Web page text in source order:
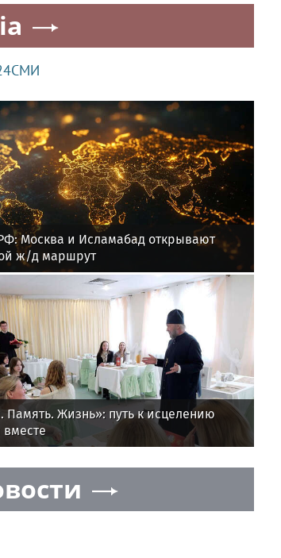
Москва и Исламабад открывают
ж/д маршрут
Память. Жизнь»: путь к исцелению
вместе